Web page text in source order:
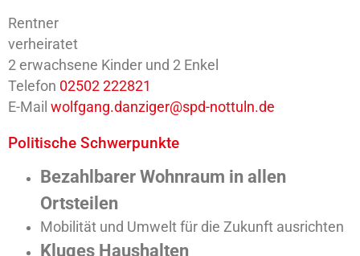
Rentner
verheiratet
2 erwachsene Kinder und 2 Enkel
Telefon 02502 222821
E-Mail wolfgang.danziger@spd-nottuln.de
Politische Schwerpunkte
Bezahlbarer Wohnraum in allen
Ortsteilen
Mobilität und Umwelt für die Zukunft ausrichten
Kluges Haushalten